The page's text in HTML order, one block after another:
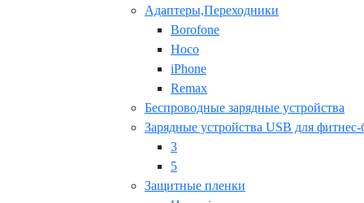
Адаптеры,Переходники
Borofone
Hoco
iPhone
Remax
Беспроводные зарядные устройства
Зарядные устройства USB для фитнес-
3
5
Защитные пленки